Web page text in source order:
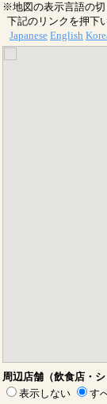
※地図の表示言語の切
下記のリンクを押下
Japanese English
周辺店舗（飲食店・
表示しない
す